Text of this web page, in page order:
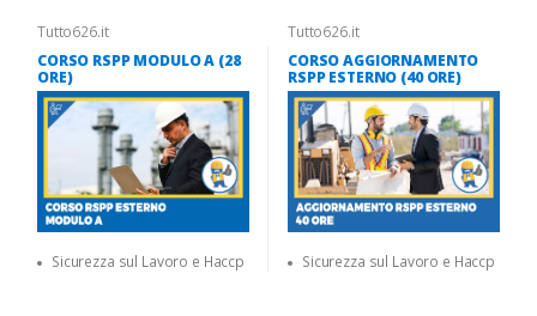
Tutto626.it
CORSO RSPP MODULO A (28
ORE)
Sicurezza sul Lavoro e Haccp
Tutto626.it
CORSO AGGIORNAMENTO
RSPP ESTERNO (40 ORE)
Sicurezza sul Lavoro e Haccp